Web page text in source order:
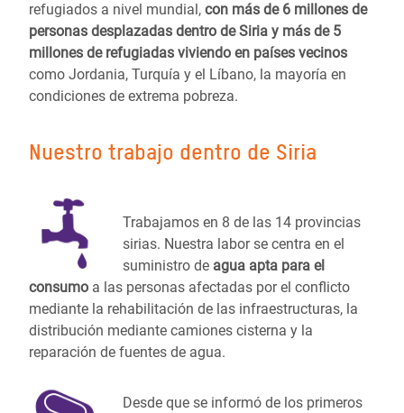
refugiados a nivel mundial, con más de 6 millones de
personas desplazadas dentro de Siria y más de 5
millones de refugiadas viviendo en países vecinos
como Jordania, Turquía y el Líbano, la mayoría en
condiciones de extrema pobreza.
Nuestro trabajo dentro de Siria
Trabajamos en 8 de las 14 provincias
sirias. Nuestra labor se centra en el
suministro de agua apta para el
consumo a las personas afectadas por el conflicto
mediante la rehabilitación de las infraestructuras, la
distribución mediante camiones cisterna y la
reparación de fuentes de agua.
Desde que se informó de los primeros